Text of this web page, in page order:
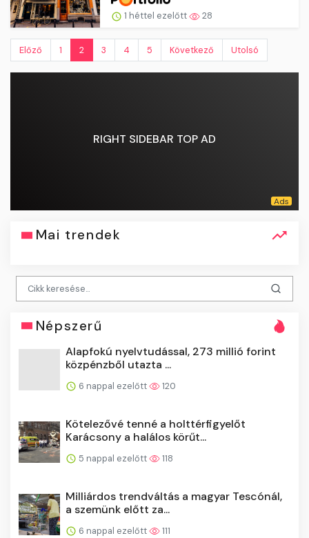
1 héttel ezelőtt 28
Előző 1 2 3 4 5 Következő Utolsó
RIGHT SIDEBAR TOP AD
Mai trendek
Népszerű
Alapfokú nyelvtudással, 273 millió forint
közpénzből utazta ...
6 nappal ezelőtt 120
Kötelezővé tenné a holttérfigyelőt
Karácsony a halálos körűt...
5 nappal ezelőtt 118
Milliárdos trendváltás a magyar Tescónál,
a szemünk előtt za...
6 nappal ezelőtt 111